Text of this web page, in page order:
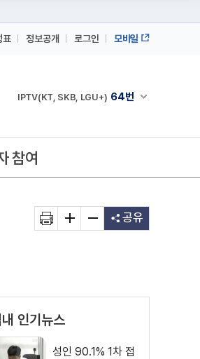
표 정보공개 로그인 모바일
채널안내 펼쳐
IPTV(KT, SKB, LGU+) 64번
IPTV(KT, SKB, LGU+)
참여
공유
인기뉴스
성인 90.1% 1차 접